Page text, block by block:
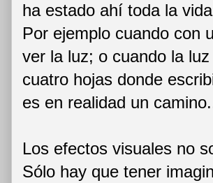
ha estado ahí toda la
Por ejemplo cuando con
ver la luz; o cuando la
cuatro hojas donde
es en realidad un
Los efectos visuales no
Sólo hay que tener